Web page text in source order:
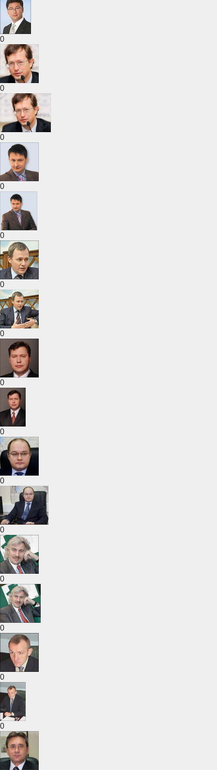
0
0
0
0
0
0
0
0
0
0
0
0
0
0
0